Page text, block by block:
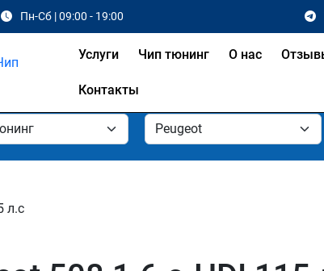
Пн-Сб | 09:00 - 19:00
Услуги Чип тюнинг О нас
Контакты
л.с